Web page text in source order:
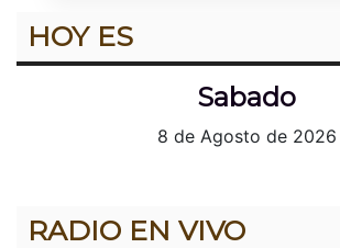
HOY ES
Sabado
8 de Agosto de 2026
RADIO EN VIVO